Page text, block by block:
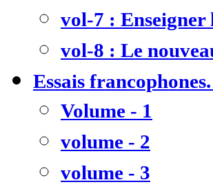
vol-7 :
vol-8 : Le
Essais
Volume - 1
volume - 2
volume - 3